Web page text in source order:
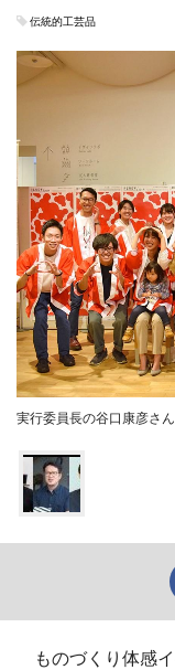
伝統的工芸品
実行委員長の谷口康彦さ
ものづくり体感